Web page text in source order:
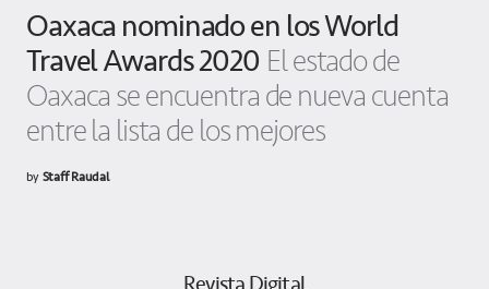
Oaxaca nominado en los World
Travel Awards 2020 El estado de
Oaxaca se encuentra de nueva cuenta
entre la lista de los mejores
byStaff Raudal